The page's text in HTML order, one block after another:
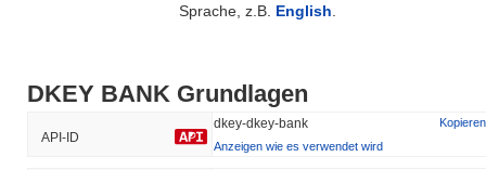
Sprache, z.B. English
DKEY BANK Grundlagen
API-ID
dkey-dkey-bank
Kopieren
Anzeigen wie es verwendet wird